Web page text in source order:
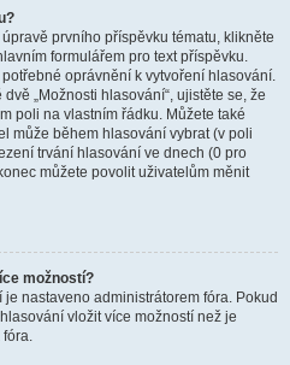
prvního příspěvku tématu, klikněte
formulářem pro text příspěvku.
oprávnění k vytvoření hlasování.
„Možnosti hlasování“, ujistěte se, že
poli na vlastním řádku. Můžete také
může během hlasování vybrat (v poli
trvání hlasování ve dnech (0 pro
můžete povolit uživatelům měnit
možností?
nastaveno administrátorem fóra. Pokud
vložit více možností než je
fóra.